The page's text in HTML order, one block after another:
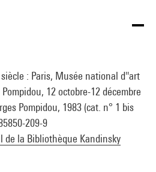
: Paris, Musée national d''art
12 octobre-12 décembre
Pompidou, 1983 (cat. n° 1 bis
209-9
de la Bibliothèque Kandinsky